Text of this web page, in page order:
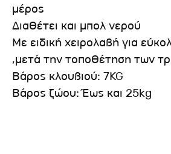
μέρος
Διαθέτει και μπολ νερού
Με ειδική χειρολαβή για
,μετά την τοποθέτηση των
Βάρος κλουβιού: 7KG
Βάρος ζώου: Έως και 25kg